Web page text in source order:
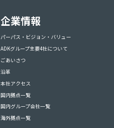
企業情報
パーパス・ビジョン・バリュー
ADKグループ主要4社について
ごあいさつ
沿革
本社アクセス
国内拠点一覧
国内グループ会社一覧
海外拠点一覧